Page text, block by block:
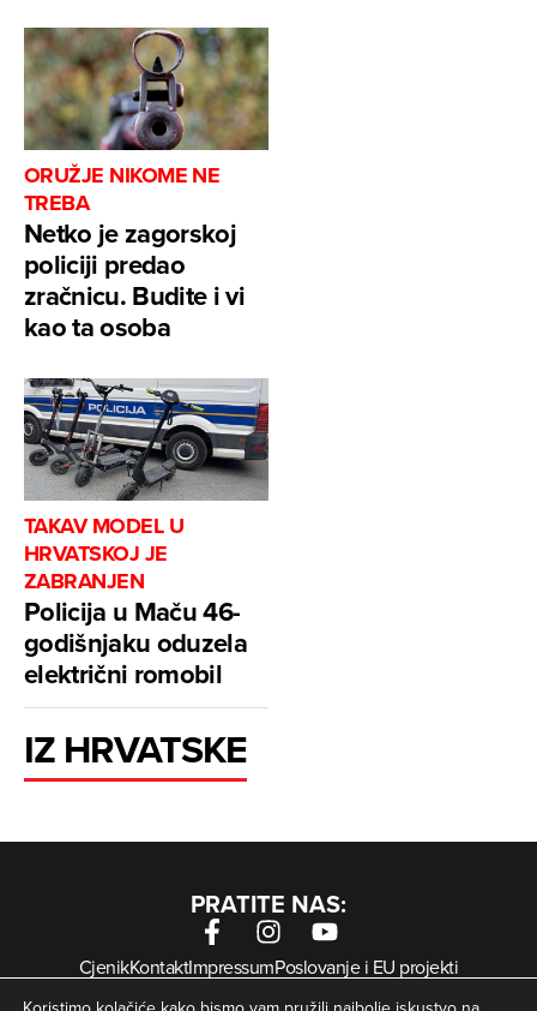
ORUŽJE NIKOME NE
TREBA
Netko je zagorskoj
policiji predao
zračnicu. Budite i vi
kao ta osoba
TAKAV MODEL U
HRVATSKOJ JE
ZABRANJEN
Policija u Maču 46-
godišnjaku oduzela
električni romobil
IZ HRVATSKE
PRATITE NAS:
CjenikKontaktImpressumPoslovanje i EU projekti
Arhiva digitalnih novina
Uvjeti korištenjaZaštita privatnosti